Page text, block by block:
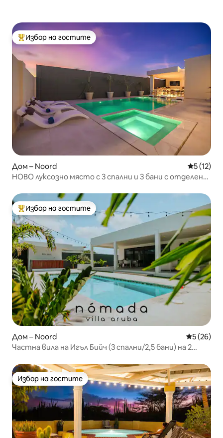
Най-популярен избор на гостите
Избор на гостите
Дом – Noord Средна
5 (12)
НОВО луксозно място с 3 спални и 3 бани с отделен
Най-популярен избор на гостите
Избор на гостите
Дом – Noord Средна
5 (26)
Частна вила на Игъл Бийч (3 спални/2,5 бани) на 2
Избор на гостите
Избор на гостите